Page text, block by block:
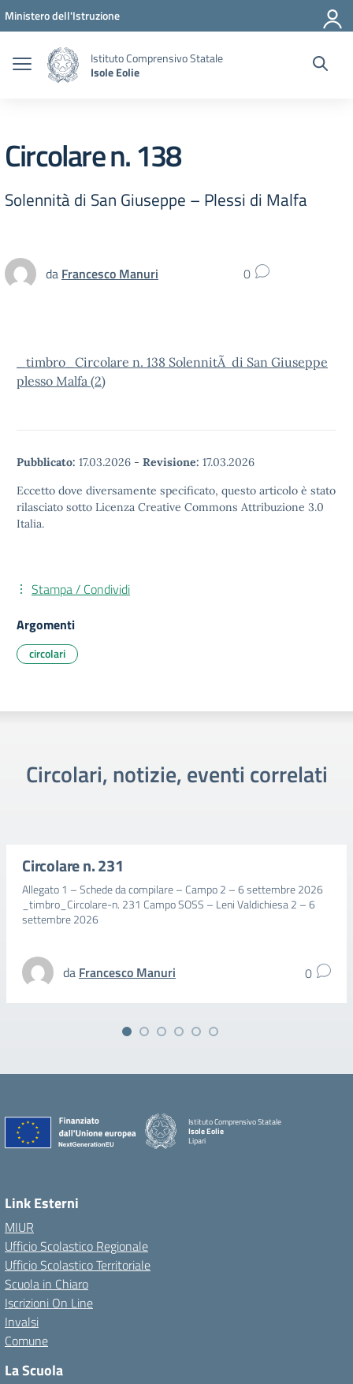
Vai ai contenuti
Vai al menu di navigazione
Vai al footer
Ministero dell'Istruzione
Istituto Comprensivo Statale
Isole Eolie
Circolare n. 138
Solennità di San Giuseppe – Plessi di Malfa
da Francesco Manuri 0
_timbro_Circolare n. 138 SolennitÃ di San Giuseppe
plesso Malfa (2)
Pubblicato: 17.03.2026 - Revisione: 17.03.2026
Eccetto dove diversamente specificato, questo articolo è stato
rilasciato sotto Licenza Creative Commons Attribuzione 3.0
Italia.
Stampa / Condividi
Argomenti
circolari
Circolari, notizie, eventi correlati
Circolare n. 231
Allegato 1 – Schede da compilare – Campo 2 – 6 settembre 2026
_timbro_Circolare-n. 231 Campo SOSS – Leni Valdichiesa 2 – 6
settembre 2026
da Francesco Manuri 0
Istituto Comprensivo Statale
Isole Eolie
Lipari
Link Esterni
MIUR
Ufficio Scolastico Regionale
Ufficio Scolastico Territoriale
Scuola in Chiaro
Iscrizioni On Line
Invalsi
Comune
La Scuola